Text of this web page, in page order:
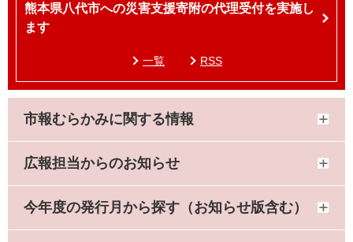
熊本県八代市への災害支援寄附の代理受付を実施し
ます
一覧 RSS
市報むらかみに関する情報
広報担当からのお知らせ
今年度の発行月から探す（お知らせ版含む）